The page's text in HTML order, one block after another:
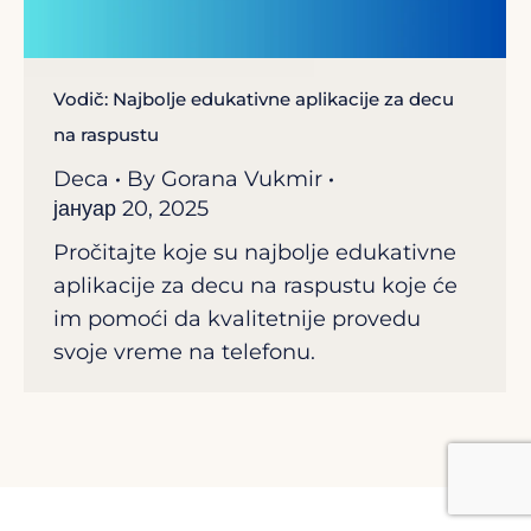
Vodič: Najbolje edukativne aplikacije za decu
na raspustu
Deca By Gorana Vukmir
јануар 20, 2025
Pročitajte koje su najbolje edukativne
aplikacije za decu na raspustu koje će
im pomoći da kvalitetnije provedu
svoje vreme na telefonu.